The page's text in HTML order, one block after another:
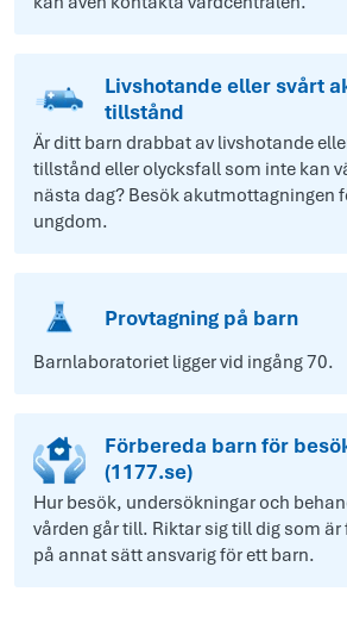
Livshotande eller svårt
tillstånd
Är ditt barn drabbat av livshotande
tillstånd eller olycksfall som inte kan
nästa dag? Besök akutmottagningen
ungdom.
Provtagning på barn
Barnlaboratoriet ligger vid ingång 70.
Förbereda barn för
(1177.se)
Hur besök, undersökningar och
vården går till. Riktar sig till dig som är
på annat sätt ansvarig för ett barn.